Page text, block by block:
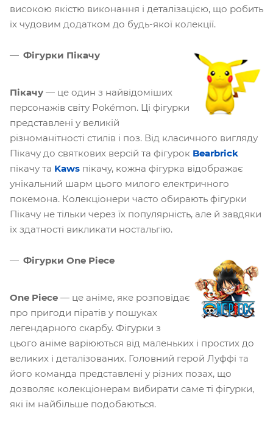
високою якістю виконання і деталізацією, що робить
їх чудовим додатком до будь-якої колекції.
Фігурки Пікачу
Пікачу — це один з найвідоміших
персонажів світу Pokémon. Ці фігурки
представлені у великій
різноманітності стилів і поз. Від класичного вигляду
Пікачу до святкових версій та фігурок Bearbrick
пікачу та Kaws пікачу, кожна фігурка відображає
унікальний шарм цього милого електричного
покемона. Колекціонери часто обирають фігурки
Пікачу не тільки через їх популярність, але й завдяки
їх здатності викликати ностальгію.
Фігурки One Piece
One Piece — це аніме, яке розповідає
про пригоди піратів у пошуках
легендарного скарбу. Фігурки з
цього аніме варіюються від маленьких і простих до
великих і деталізованих. Головний герой Луффі та
його команда представлені у різних позах, що
дозволяє колекціонерам вибирати саме ті фігурки,
які їм найбільше подобаються.